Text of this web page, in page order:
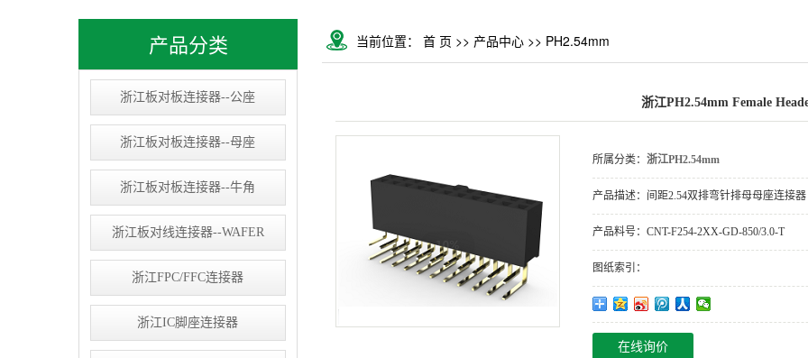
浙江线束类
浙江D-SUB连接器
产品分类
浙江板对板连接器--公座
浙江板对板连接器--母座
浙江板对板连接器--牛角
浙江板对线连接器--WAFER
浙江FPC/FFC连接器
浙江IC脚座连接器
当前位置： 首 页 >> 产品中心 >> PH2.54mm
浙江PH2.54mm Female
所属分类： 浙江PH2.54mm
产品描述： 间距2.54双排弯针排母母座连接器
产品料号： CNT-F254-2XX-GD-850/3.0-T
图纸索引：
在线询价